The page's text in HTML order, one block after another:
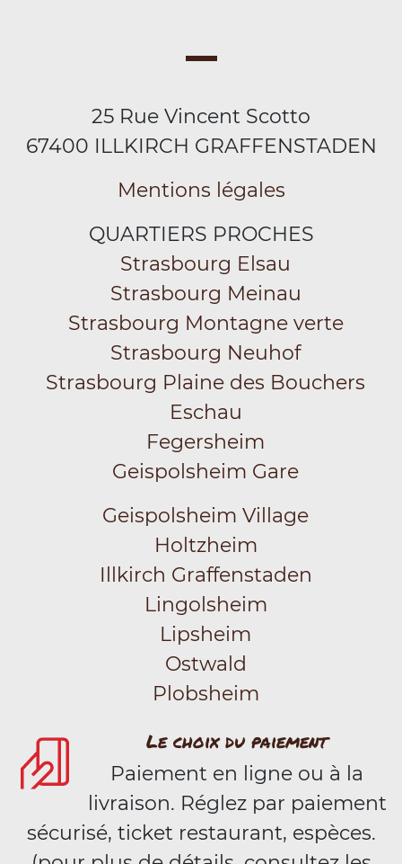
25 Rue Vincent Scotto
67400 ILLKIRCH GRAFFENSTADEN
Mentions légales
QUARTIERS PROCHES
Strasbourg Elsau
Strasbourg Meinau
Strasbourg Montagne verte
Strasbourg Neuhof
Strasbourg Plaine des Bouchers
Eschau
Fegersheim
Geispolsheim Gare
Geispolsheim Village
Holtzheim
Illkirch Graffenstaden
Lingolsheim
Lipsheim
Ostwald
Plobsheim
Le choix du paiement
Paiement en ligne ou à la
livraison. Réglez par paiement
sécurisé, ticket restaurant, espèces.